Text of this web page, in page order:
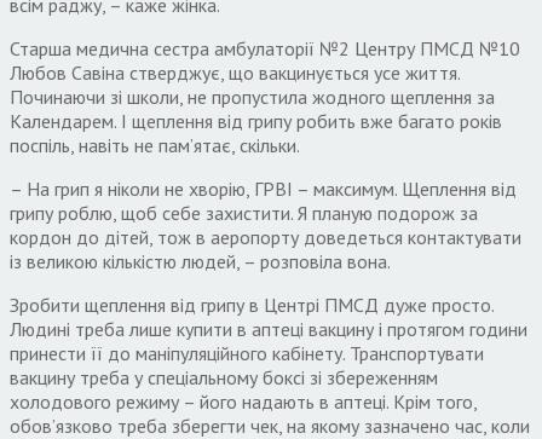
всім раджу, – каже жінка.
Старша медична сестра амбулаторії №2 Центру ПМСД №10
Любов Савіна стверджує, що вакцинується усе життя.
Починаючи зі школи, не пропустила жодного щеплення за
Календарем. І щеплення від грипу робить вже багато років
поспіль, навіть не пам’ятає, скільки.
– На грип я ніколи не хворію, ГРВІ – максимум. Щеплення від
грипу роблю, щоб себе захистити. Я планую подорож за
кордон до дітей, тож в аеропорту доведеться контактувати
із великою кількістю людей, – розповіла вона.
Зробити щеплення від грипу в Центрі ПМСД дуже просто.
Людині треба лише купити в аптеці вакцину і протягом години
принести її до маніпуляційного кабінету. Транспортувати
вакцину треба у спеціальному боксі зі збереженням
холодового режиму – його надають в аптеці. Крім того,
обов’язково треба зберегти чек, на якому зазначено час, коли